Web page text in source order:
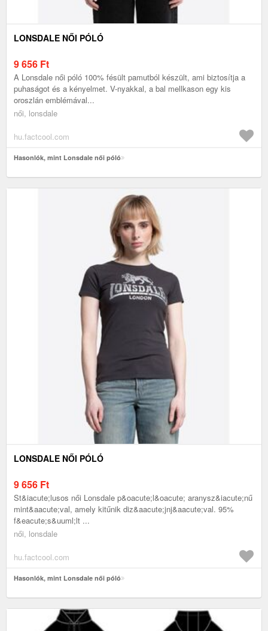
LONSDALE NŐI PÓLÓ
9 656 Ft
A Lonsdale női póló 100% fésült pamutból készült, ami biztosítja a
puhaságot és a kényelmet. V-nyakkal, a bal mellkason egy kis
oroszlán emblémával...
női, lonsdale
hu.factcool.com
Hasonlók, mint Lonsdale női póló
LONSDALE NŐI PÓLÓ
9 656 Ft
St&iacute;lusos női Lonsdale p&oacute;l&oacute; aranysz&iacute;nű
mint&aacute;val, amely kitűnik diz&aacute;jnj&aacute;val. 95%
f&eacute;s&uuml;lt ...
női, lonsdale
hu.factcool.com
Hasonlók, mint Lonsdale női póló